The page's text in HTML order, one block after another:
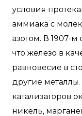
условия
аммиака с
азотом. В 1907-м
что железо в
равновесие в
другие
катализаторов
никель,